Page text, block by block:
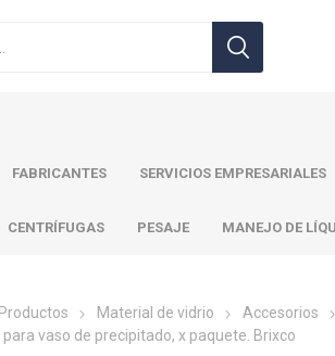
FABRICANTES SERVICIOS EMPRESARIALES
CENTRÍFUGAS PESAJE MANEJO DE
Productos Material de vidrio
Accesorios
para vaso de precipitado, x paquete. Brixco